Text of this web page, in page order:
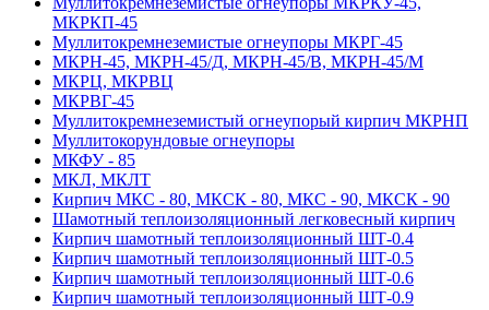
МКРКП-45
Муллитокремнеземистые огнеупоры МКРГ-45
МКРН-45, МКРН-45/Д, МКРН-45/В, МКРН-45/М
МКРЦ, МКРВЦ
МКРВГ-45
Муллитокремнеземистый огнеупорый кирпич МКРНП
Муллито­корундовые огнеупоры
МКФУ - 85
МКЛ, МКЛТ
Кирпич МКС - 80, МКСК - 80, МКС - 90, МКСК - 90
Шамотный тепло­изоляционный легковесный кирпич
Кирпич шамотный теплоизоляционный ШТ-0.4
Кирпич шамотный теплоизоляционный ШТ-0.5
Кирпич шамотный теплоизоляционный ШТ-0.6
Кирпич шамотный теплоизоляционный ШТ-0.9